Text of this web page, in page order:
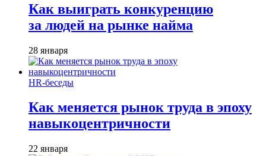
Как выиграть конкуренцию
за людей на рынке найма
28 января
HR-беседы
Как меняется рынок труда в эпоху
навыкоцентричности
22 января